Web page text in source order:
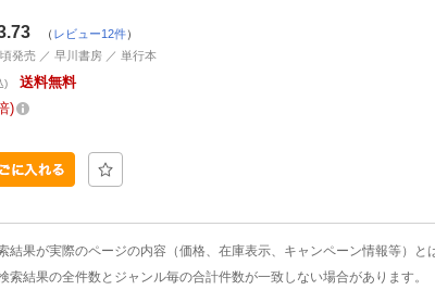
（ レビュー12件）
発売 ／ 早川書房 ／ 単行本
)
送料無料
果が実際のページの内容（価格、在庫表示、キャンペーン情報等）と
結果の全件数とジャンル毎の合計件数が一致しない場合があります。